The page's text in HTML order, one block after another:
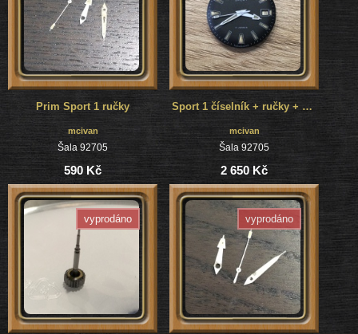
Prim Sport 1 ručky
mcivan
Šala 92705
590 Kč
Sport 1 číselník + ručky + strojček
mcivan
Šala 92705
2 650 Kč
vyprodáno vyprodáno